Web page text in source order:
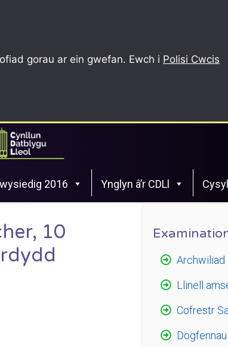
gorau ar ein gwefan. Ewch i Polisi Cwcis
2016 Ynglyn â’r CDLl
10
Archwiliad
Llinell
Cofrestr